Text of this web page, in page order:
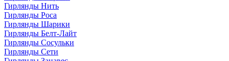
Гирлянды Нить
Гирлянды Роса
Гирлянды Шарики
Гирлянды Белт-Лайт
Гирлянды Сосульки
Гирлянды Сети